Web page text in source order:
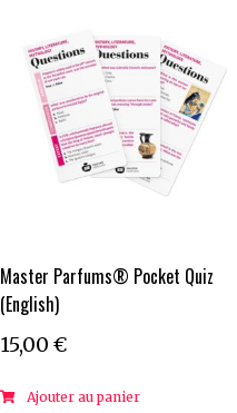
Master Parfums® Pocket Quiz
(English)
15,00€
Ajouter au panier